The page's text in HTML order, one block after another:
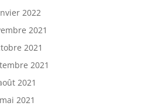
2022
2021
2021
2021
2021
mai 2021